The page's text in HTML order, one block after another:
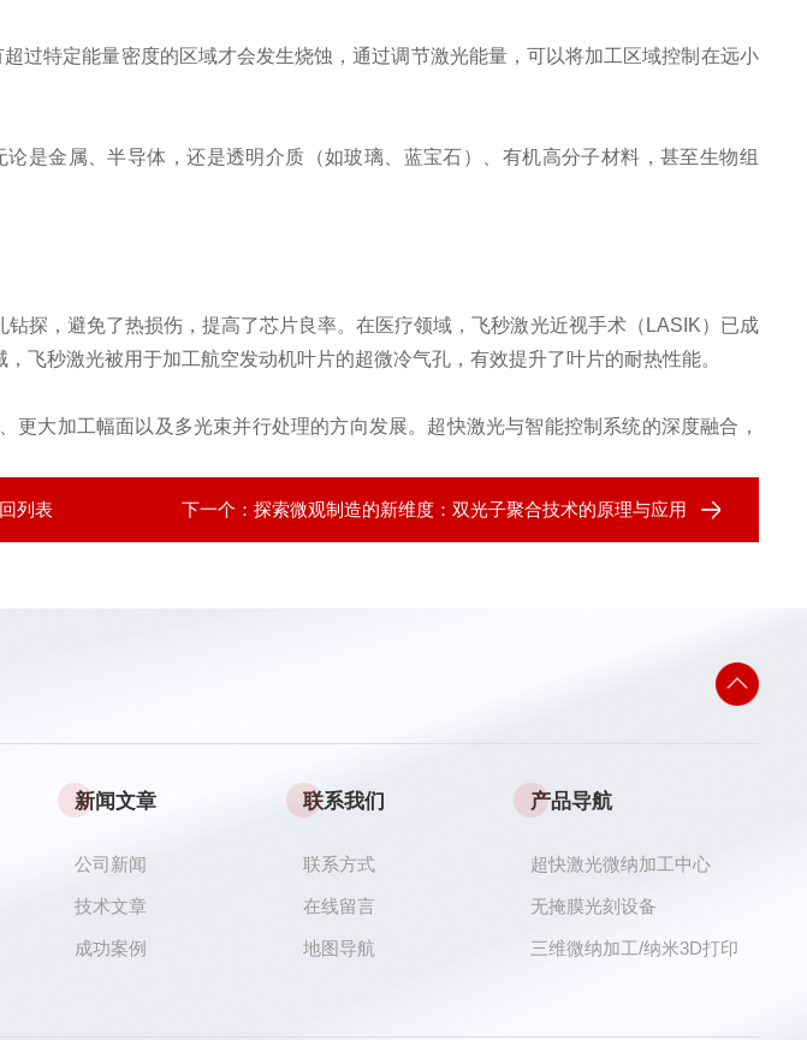
过特定能量密度的区域才会发生烧蚀，通过调节激光能量，可以将加工区域控制在远小
是金属、半导体，还是透明介质（如玻璃、蓝宝石）、有机高分子材料，甚至生物组
探，避免了热损伤，提高了芯片良率。在医疗领域，飞秒激光近视手术（LASIK）已成
飞秒激光被用于加工航空发动机叶片的超微冷气孔，有效提升了叶片的耐热性能。
大加工幅面以及多光束并行处理的方向发展。超快激光与智能控制系统的深度融合，
列表 下一个： 探索微观制造的新维度：双光子聚合技术的原理与应用
新闻文章
公司新闻
技术文章
成功案例
联系我们
联系方式
在线留言
地图导航
产品导航
超快激光微纳加工中心
无掩膜光刻设备
三维微纳加工/纳米3D打印